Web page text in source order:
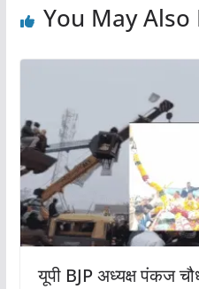
You May Also
यूपी BJP अध्यक्ष पंकज